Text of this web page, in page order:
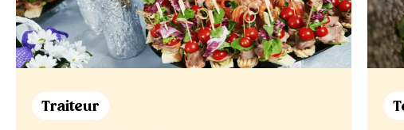
Traiteur